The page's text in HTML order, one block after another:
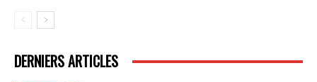
DERNIERS ARTICLES